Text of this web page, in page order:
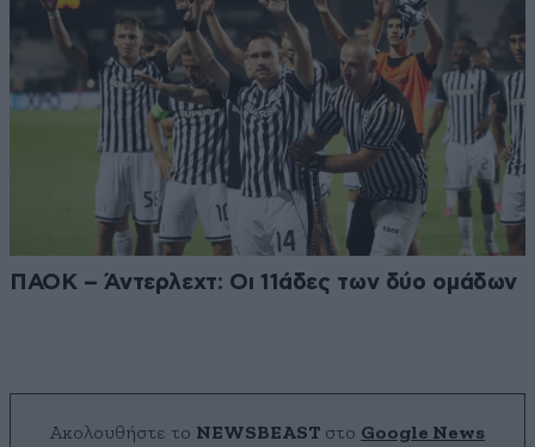
ΠΑΟΚ – Άντερλεχτ: Οι 11άδες των δύο ομάδων
Ακολουθήστε το NEWSBEAST στο Google News